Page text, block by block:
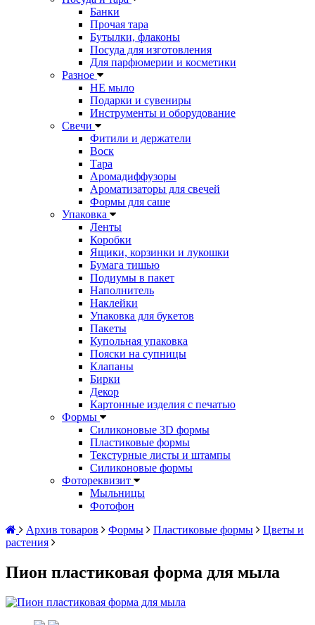
Банки
Прочая тара
Бутылки, флаконы
Посуда для изготовления
Для парфюмерии и косметики
Разное
НЕ мыло
Подарки и сувениры
Инструменты и оборудование
Свечи
Фитили и держатели
Воск
Тара
Аромадиффузоры
Ароматизаторы для свечей
Формы для саше
Упаковка
Ленты
Коробки
Ящики, корзинки и лукошки
Бумага тишью
Подиумы в пакет
Наполнитель
Наклейки
Упаковка для букетов
Пакеты
Купольная упаковка
Пояски на супницы
Клапаны
Бирки
Декор
Картонные изделия с печатью
Формы
Силиконовые 3D формы
Пластиковые формы
Текстурные листы и штампы
Силиконовые формы
Фотореквизит
Мыльницы
Фотофон
Архив товаров
Формы Пластиковые формы
Цветы и
растения
Пион пластиковая форма для мыла